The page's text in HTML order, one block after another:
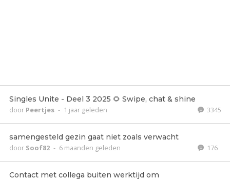
Singles Unite - Deel 3 2025 🌻 Swipe, chat & shine
door Peertjes - 1 jaar geleden 3345
samengesteld gezin gaat niet zoals verwacht
door Soof82 - 6 maanden geleden 176
Contact met collega buiten werktijd om